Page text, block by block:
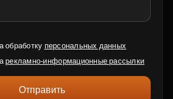
обработку персональных данных
рекламно-информационные рассылки
Отправить